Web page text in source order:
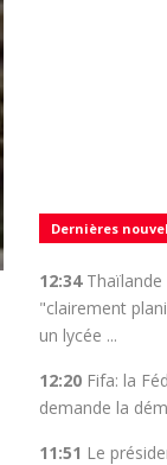
Dernières
12:34
"clairement
un lycée ...
12:20 Fifa: la
demande la
11:51 Le